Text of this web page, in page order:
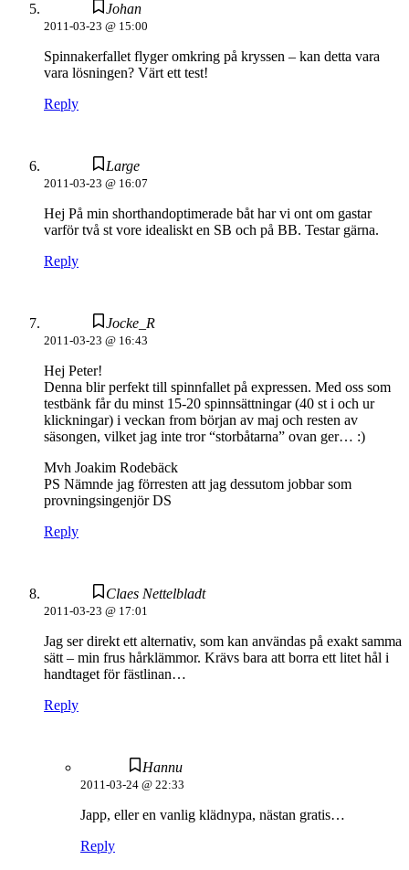
Johan
2011-03-23 @ 15:00
Spinnakerfallet flyger omkring på kryssen – kan detta vara
vara lösningen? Värt ett test!
Reply
Large
2011-03-23 @ 16:07
Hej På min shorthandoptimerade båt har vi ont om gastar
varför två st vore idealiskt en SB och på BB. Testar gärna.
Reply
Jocke_R
2011-03-23 @ 16:43
Hej Peter!
Denna blir perfekt till spinnfallet på expressen. Med oss som
testbänk får du minst 15-20 spinnsättningar (40 st i och ur
klickningar) i veckan from början av maj och resten av
säsongen, vilket jag inte tror “storbåtarna” ovan ger… :)
Mvh Joakim Rodebäck
PS Nämnde jag förresten att jag dessutom jobbar som
provningsingenjör DS
Reply
Claes Nettelbladt
2011-03-23 @ 17:01
Jag ser direkt ett alternativ, som kan användas på exakt samma
sätt – min frus hårklämmor. Krävs bara att borra ett litet hål i
handtaget för fästlinan…
Reply
Hannu
2011-03-24 @ 22:33
Japp, eller en vanlig klädnypa, nästan gratis…
Reply